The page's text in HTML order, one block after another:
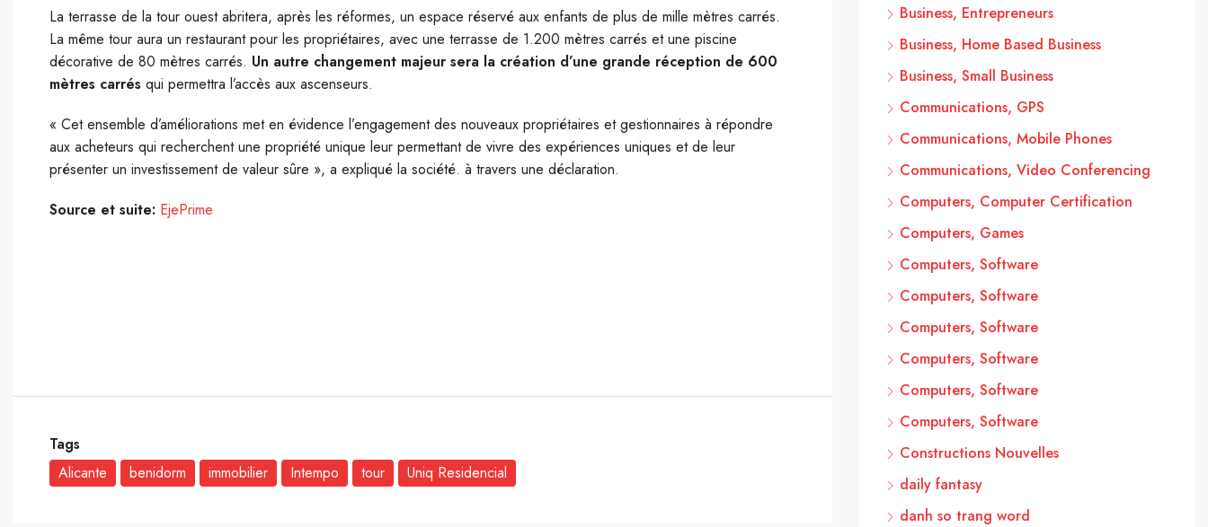
La terrasse de la tour ouest abritera, après les réformes, un espace réservé aux enfants de plus de mille mètres carrés.
La même tour aura un restaurant pour les propriétaires, avec une terrasse de 1.200 mètres carrés et une piscine
décorative de 80 mètres carrés. Un autre changement majeur sera la création d’une grande réception de 600
mètres carrés qui permettra l’accès aux ascenseurs.
« Cet ensemble d’améliorations met en évidence l’engagement des nouveaux propriétaires et gestionnaires à répondre
aux acheteurs qui recherchent une propriété unique leur permettant de vivre des expériences uniques et de leur
présenter un investissement de valeur sûre », a expliqué la société. à travers une déclaration.
Source et suite: EjePrime
Tags
Alicante
benidorm immobilier Intempo tour Uniq Residencial
Business, Entrepreneurs
Business, Home Based Business
Business, Small Business
Communications, GPS
Communications, Mobile Phones
Communications, Video Conferencing
Computers, Computer Certification
Computers, Games
Computers, Software
Computers, Software
Computers, Software
Computers, Software
Computers, Software
Computers, Software
Constructions Nouvelles
daily fantasy
danh so trang word